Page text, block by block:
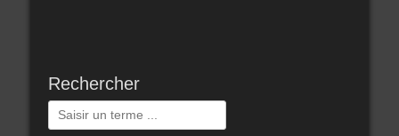
Rechercher
Rechercher :